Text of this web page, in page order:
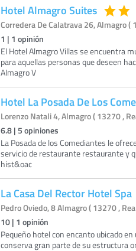
Hotel Almagro Suites
Corredera De Calatrava 26, Almagro (
1 | 1 opinión
El Hotel Almagro Villas se encuentra
para aquellas personas que deseen
Almagro V
Hotel La Posada De Los
Lorenzo Natali 4, Almagro ( 13270 ,
6.8 | 5 opiniones
La Posada de los Comediantes le
servicio de restaurante restaurante y
hist&oac
La Casa Del Rector Hotel Spa
Pedro Oviedo, 8 Almagro ( 13270 ,
10 | 1 opinión
Pequeño hotel con encanto ubicado
conserva gran parte de su estructura